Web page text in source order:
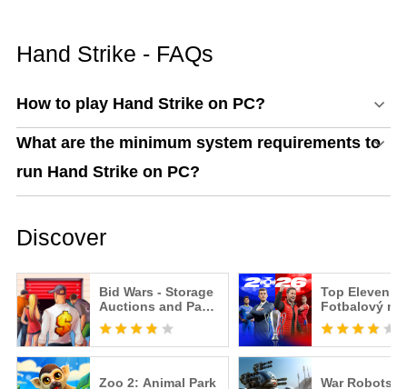
Hand Strike - FAQs
How to play Hand Strike on PC?
What are the minimum system requirements to
run Hand Strike on PC?
Discover
Bid Wars - Storage
Auctions and Pawn
Shop Tycoon
Top Eleven
Fotbalový
Zoo 2: Animal Park War Robots